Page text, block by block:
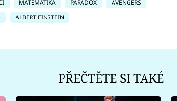
MATEMATIKA PARADOX
AVENGERS
ALBERT EINSTEIN
PŘEČTĚTE SI TAKÉ